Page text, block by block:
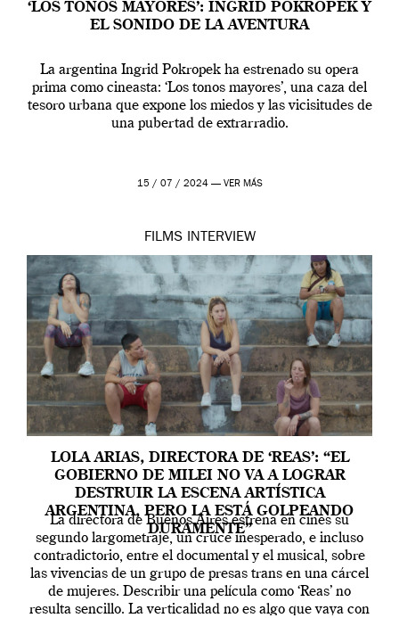
‘LOS TONOS MAYORES’: INGRID POKROPEK Y
EL SONIDO DE LA AVENTURA
La argentina Ingrid Pokropek ha estrenado su opera
prima como cineasta: ‘Los tonos mayores’, una caza del
tesoro urbana que expone los miedos y las vicisitudes de
una pubertad de extrarradio.
15 / 07 / 2024 — VER MÁS
FILMS INTERVIEW
LOLA ARIAS, DIRECTORA DE ‘REAS’: “EL
GOBIERNO DE MILEI NO VA A LOGRAR
DESTRUIR LA ESCENA ARTÍSTICA
ARGENTINA, PERO LA ESTÁ GOLPEANDO
DURAMENTE”
La directora de Buenos Aires estrena en cines su
segundo largometraje, un cruce inesperado, e incluso
contradictorio, entre el documental y el musical, sobre
las vivencias de un grupo de presas trans en una cárcel
de mujeres. Describir una película como ‘Reas’ no
resulta sencillo. La verticalidad no es algo que vaya con